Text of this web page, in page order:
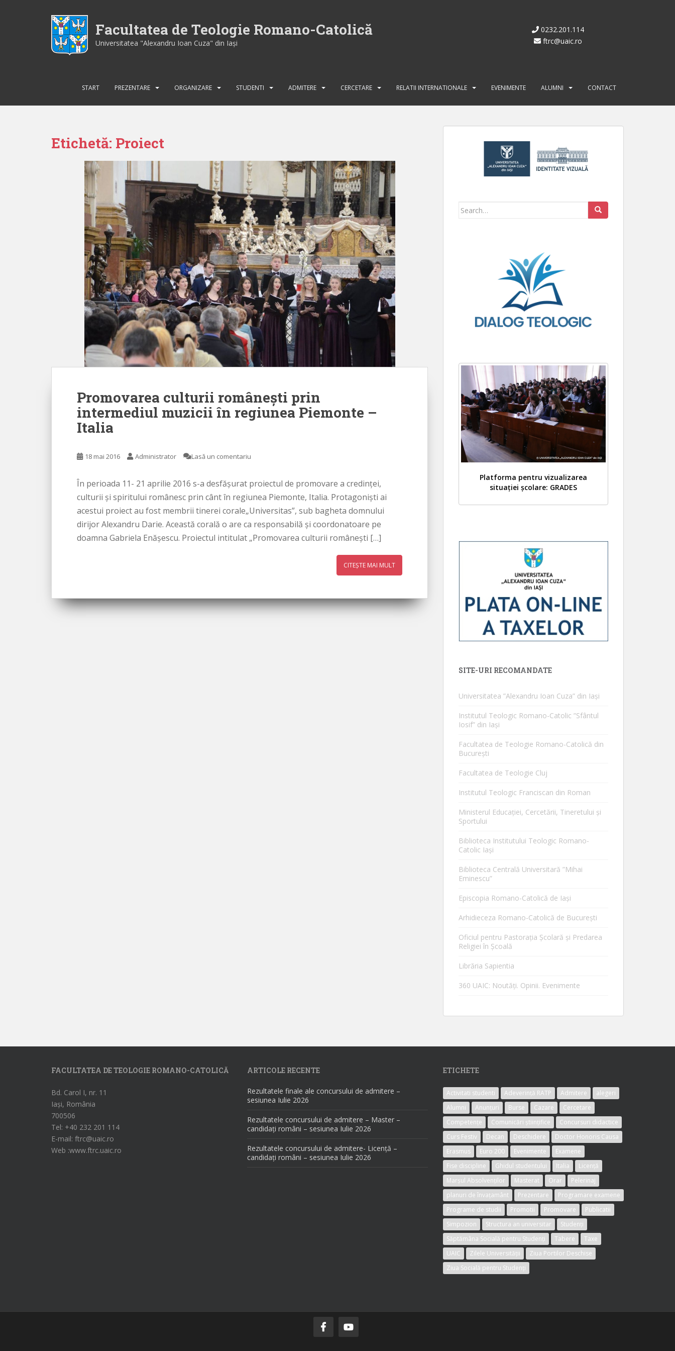
Facultatea de Teologie Romano-Catolică
Universitatea "Alexandru Ioan Cuza" din Iaşi
0232.201.114
ftrc@uaic.ro
START PREZENTARE ORGANIZARE STUDENTI ADMITERE CERCETARE RELATII INTERNATIONALE EVENIMENTE ALUMNI CONTACT
Etichetă: Proiect
Promovarea culturii românești prin
intermediul muzicii în regiunea Piemonte –
Italia
18 mai 2016 Administrator Lasă un comentariu
În perioada 11- 21 aprilie 2016 s-a desfășurat proiectul de promovare a credinței,
culturii și spiritului românesc prin cânt în regiunea Piemonte, Italia. Protagoniști ai
acestui proiect au fost membrii tinerei corale„Universitas”, sub bagheta domnului
dirijor Alexandru Darie. Această corală o are ca responsabilă și coordonatoare pe
doamna Gabriela Enășescu. Proiectul intitulat „Promovarea culturii românești […]
CITEȘTE MAI MULT
Search for:
Platforma pentru vizualizarea
situației școlare: GRADES
SITE-URI RECOMANDATE
Universitatea ”Alexandru Ioan Cuza” din Iaşi
Institutul Teologic Romano-Catolic ”Sfântul
Iosif” din Iaşi
Facultatea de Teologie Romano-Catolică din
Bucureşti
Facultatea de Teologie Cluj
Institutul Teologic Franciscan din Roman
Ministerul Educaţiei, Cercetării, Tineretului şi
Sportului
Biblioteca Institutului Teologic Romano-
Catolic Iaşi
Biblioteca Centrală Universitară ”Mihai
Eminescu”
Episcopia Romano-Catolică de Iaşi
Arhidieceza Romano-Catolică de Bucureşti
Oficiul pentru Pastorația Școlară și Predarea
Religiei în Școală
Librăria Sapientia
360 UAIC: Noutăţi. Opinii. Evenimente
FACULTATEA DE TEOLOGIE ROMANO-CATOLICĂ
Bd. Carol I, nr. 11
Iași, România
700506
Tel: +40 232 201 114
E-mail: ftrc@uaic.ro
Web :www.ftrc.uaic.ro
ARTICOLE RECENTE
Rezultatele finale ale concursului de admitere –
sesiunea Iulie 2026
Rezultatele concursului de admitere – Master –
candidați români – sesiunea Iulie 2026
Rezultatele concursului de admitere- Licență –
candidați români – sesiunea Iulie 2026
ETICHETE
Activitati studenti Adeverință RATP Admitere
alegeri
Alumni
Anunțuri Burse Cazare
Cercetare
Competențe
Comunicări științifice
Concursuri didactice
Curs Festiv
Decan Deschidere
Doctor Honoris Causa
Erasmus
Euro 200 Evenimente
Examene
Fise discipline
Ghidul studentului Italia
Licență
Marșul Absolvenților
Masterat Orar
Pelerinaj
planuri de învațamânt
Prezentare
Programare examene
Programe de studii
Promotii Promovare
Publicatii
Simpozion
Structura an universitar
Studenți
Săptămâna Socială pentru Studenți
Tabere
Taxe
UAIC
Zilele Universității
Ziua Portilor Deschise
Ziua Socială pentru Studenți